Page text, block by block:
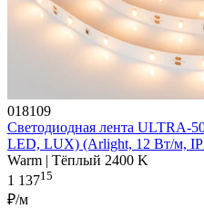
018109
Светодиодная лента ULTRA-
LED, LUX) (Arlight, 12 Вт/м,
Warm | Тёплый 2400 K
1 13715
₽/м